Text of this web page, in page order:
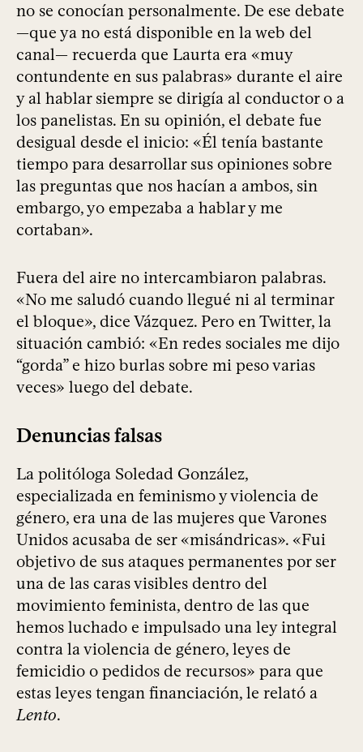
no se conocían personalmente. De ese debate
—que ya no está disponible en la web del
canal— recuerda que Laurta era «muy
contundente en sus palabras» durante el aire
y al hablar siempre se dirigía al conductor o a
los panelistas. En su opinión, el debate fue
desigual desde el inicio: «Él tenía bastante
tiempo para desarrollar sus opiniones sobre
las preguntas que nos hacían a ambos, sin
embargo, yo empezaba a hablar y me
cortaban».
Fuera del aire no intercambiaron palabras.
«No me saludó cuando llegué ni al terminar
el bloque», dice Vázquez. Pero en Twitter, la
situación cambió: «En redes sociales me dijo
“gorda” e hizo burlas sobre mi peso varias
veces» luego del debate.
Denuncias falsas
La politóloga Soledad González,
especializada en feminismo y violencia de
género, era una de las mujeres que Varones
Unidos acusaba de ser «misándricas». «Fui
objetivo de sus ataques permanentes por ser
una de las caras visibles dentro del
movimiento feminista, dentro de las que
hemos luchado e impulsado una ley integral
contra la violencia de género, leyes de
femicidio o pedidos de recursos» para que
estas leyes tengan financiación, le relató a
Lento.